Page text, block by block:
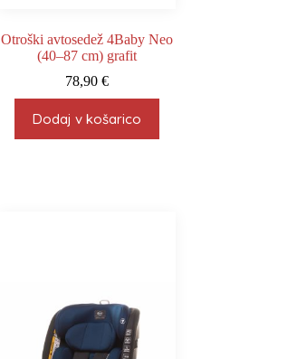
Otroški avtosedež 4Baby Neo
(40–87 cm) grafit
78,90€
Dodaj v košarico